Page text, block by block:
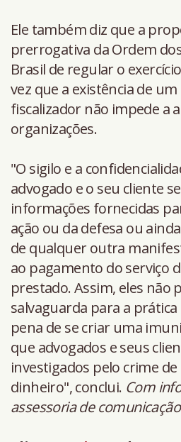
Ele também diz que a
prerrogativa da Ordem
Brasil de regular o
vez que a existência de
fiscalizador não impede a
organizações.
"O sigilo e a
advogado e o seu cliente
informações fornecidas
ação ou da defesa ou
de qualquer outra
ao pagamento do serviço
prestado. Assim, eles não
salvaguarda para a
pena de se criar uma
que advogados e seus
investigados pelo crime de
dinheiro", conclui. Com
assessoria de